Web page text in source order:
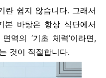
란 쉽지 않습니다. 그래서
본 바탕은 항상 식단에서
역의 ‘기초 체력’이라면,
것이 적절합니다.